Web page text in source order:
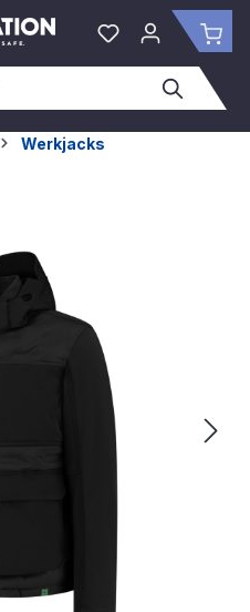
Je hebt 0 items
Werkjacks